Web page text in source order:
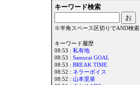
キーワード検索
※半角スペース区切りでAND検索
キーワード履歴
08:53 : 私有地
08:53 : Samurai GOAL
08:53 : BREAK TIME
08:52 : ネラーボイス
08:52 : 山本里菜